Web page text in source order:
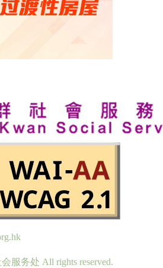
服务处 All rights reserved.